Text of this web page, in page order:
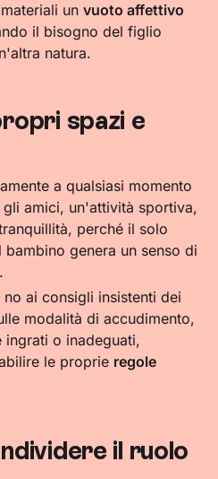
unvuoto affettivo
il bisogno del figlio
natura.
spazi e
a qualsiasi momento
amici, un'attività sportiva,
perché il solo
genera un senso di
.
ai consigli insistenti dei
modalità di accudimento,
o inadeguati,
le proprie regole
il ruolo